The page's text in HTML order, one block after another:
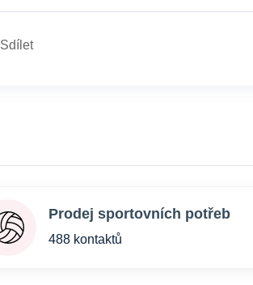
Sdílet
Prodej sportovních potřeb
488 kontaktů